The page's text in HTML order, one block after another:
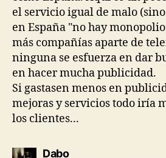
el servicio igual de malo (sino
en España "no hay
más compañías aparte de
ninguna se esfuerza en dar
en hacer mucha publicidad.
Si gastasen menos en
mejoras y servicios todo iría
los clientes...
Dabosays: